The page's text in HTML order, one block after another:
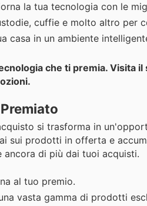
la tua tecnologia con le
cuffie e molto altro per
casa in un ambiente
che ti premia. Visita
si trasforma in
sui prodotti in offerta e
di più dai tuoi acquisti.
al tuo premio.
vasta gamma di prodotti